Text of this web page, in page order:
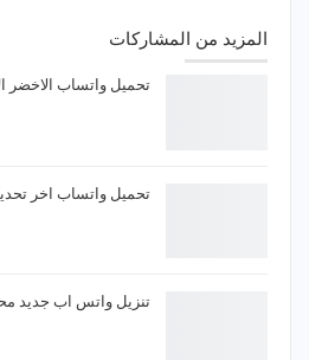
المزيد من المشاركات
تحميل واتساب الاخضر
تحميل واتساب اخر
تنزيل واتس اب جديد